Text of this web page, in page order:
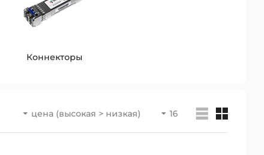
Коннекторы
цена (высокая > низкая) 16